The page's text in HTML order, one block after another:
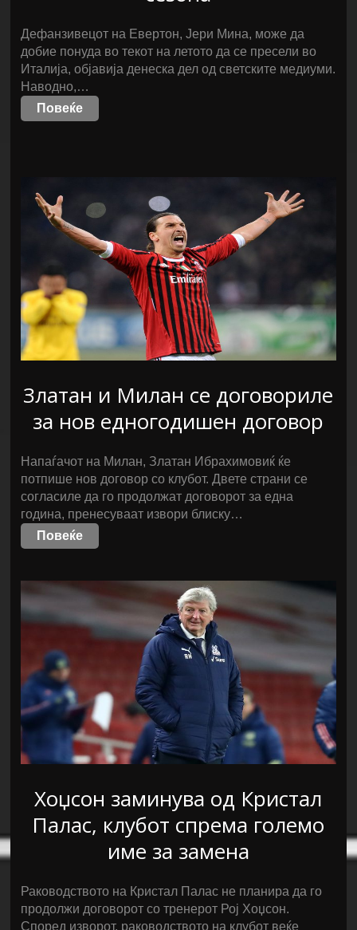
Дефанзивецот на Евертон, Јери Мина, може да
добие понуда во текот на летото да се пресели во
Италија, објавија денеска дел од светските медиуми.
Наводно,…
Повеќе
Златан и Милан се договориле
за нов едногодишен договор
Напаѓачот на Милан, Златан Ибрахимовиќ ќе
потпише нов договор со клубот. Двете страни се
согласиле да го продолжат договорот за една
година, пренесуваат извори блиску…
Повеќе
Хоџсон заминува од Кристал
Палас, клубот спрема големо
име за замена
Раководството на Кристал Палас не планира да го
продолжи договорот со тренерот Рој Хоџсон.
Според изворот, раководството на клубот веќе